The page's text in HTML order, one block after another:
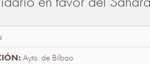
Ayto. de Bilbao